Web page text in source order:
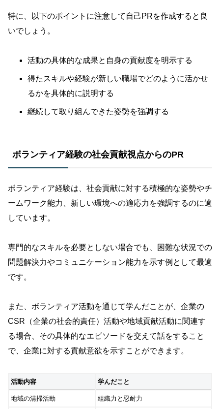
特に、以下のポイントに注意して自己PRを作成すると良
いでしょう。
活動の具体的な成果と自身の貢献度を明示する
得たスキルや経験が新しい職場でどのように活かせ
るかを具体的に説明する
継続して取り組んできた姿勢を強調する
ボランティア経験の社会貢献視点からのPR
ボランティア経験は、社会貢献に対する積極的な姿勢やチ
ームワーク能力、新しい環境への適応力を強調するのに適
しています。
専門的なスキルを必要としない場合でも、困難な状況での
問題解決力やコミュニケーション能力を示す例として最適
です。
また、ボランティア活動を通じて学んだことが、企業の
CSR（企業の社会的責任）活動や地域貢献活動に関連す
る場合、その具体的なエピソードを交えて話をすること
で、企業に対する貢献意欲を示すことができます。
活動内容 学んだこと
地域の清掃活動 組織力と忍耐力